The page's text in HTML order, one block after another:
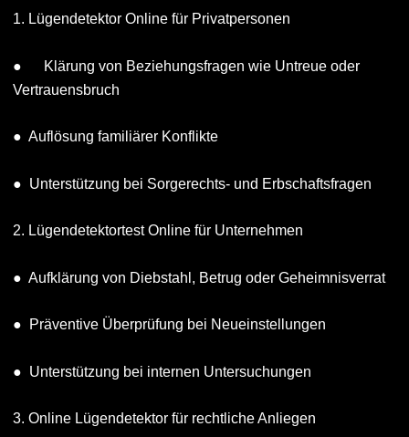
1. Lügendetektor Online für Privatpersonen
● Klärung von Beziehungsfragen wie Untreue oder
Vertrauensbruch
● Auflösung familiärer Konflikte
● Unterstützung bei Sorgerechts- und Erbschaftsfragen
2. Lügendetektortest Online für Unternehmen
● Aufklärung von Diebstahl, Betrug oder Geheimnisverrat
● Präventive Überprüfung bei Neueinstellungen
● Unterstützung bei internen Untersuchungen
3. Online Lügendetektor für rechtliche Anliegen